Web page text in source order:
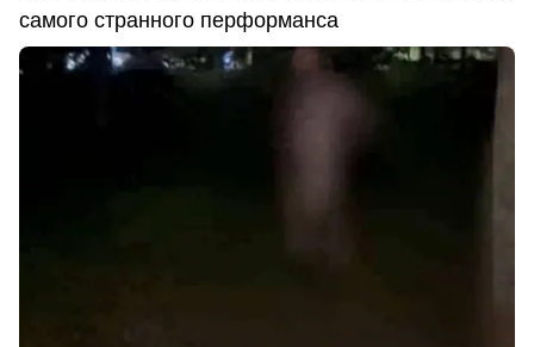
самого странного перформанса